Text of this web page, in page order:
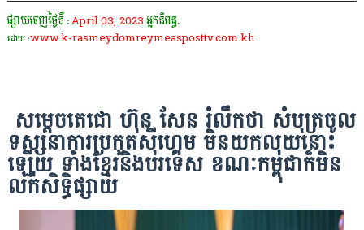
ផ្សាយចេញថ្ងៃទី :April 03, 2023 អ្នកនិពន្ធ.
ដោយ :www.k-rasmeydomreymeasposttv.com.kh
សម្តេចតេជោ ហ៊ុន សែន រំលឹកថា សំបុត្រចូល
ទស្សនាការប្រកួតស៉ីហ្គេម មិនយកលុយនោះ
ឡើយ ទាំងខ្មែរនិងបរទេស ខណៈកម្ពុជាក៏មិន
លក់សិទ្ធិផ្សាយ